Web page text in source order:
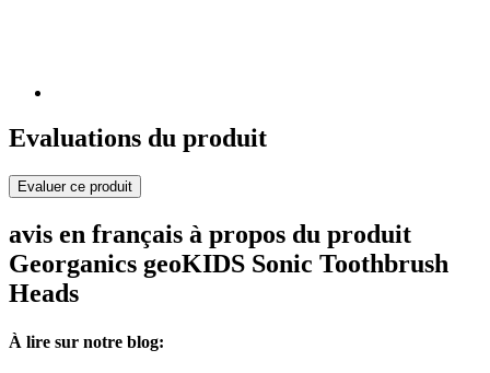
Evaluations du produit
Evaluer ce produit
avis en français à propos du produit
Georganics geoKIDS Sonic Toothbrush
Heads
À lire sur notre blog: